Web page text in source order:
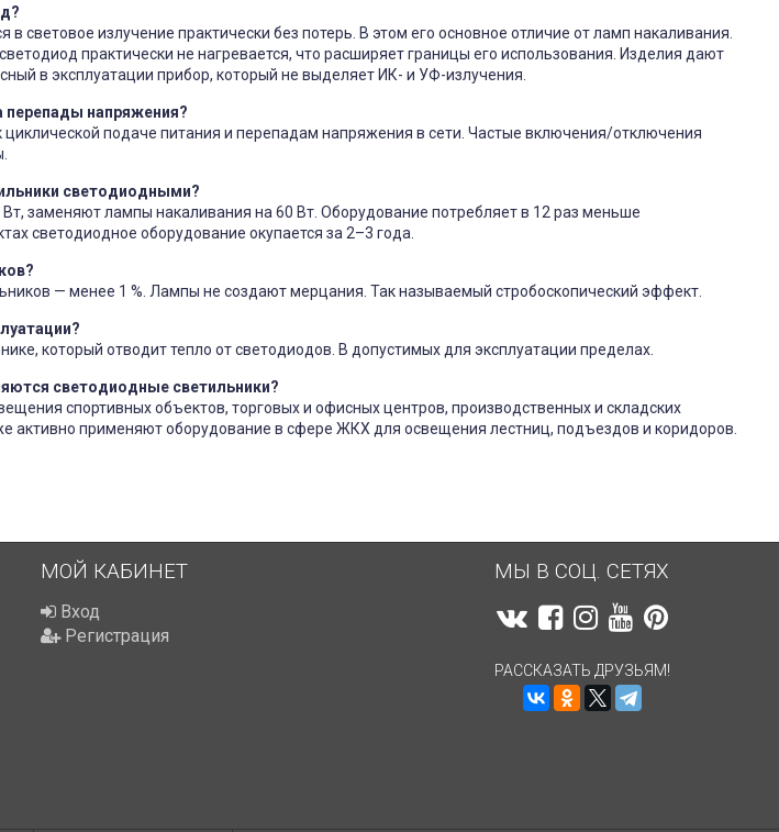
в световое излучение практически без потерь. В этом его основное отличие от ламп накаливания.
практически не нагревается, что расширяет границы его использования. Изделия дают
в эксплуатации прибор, который не выделяет ИК- и УФ-излучения.
перепады напряжения?
подаче питания и перепадам напряжения в сети. Частые включения/отключения
светодиодными?
заменяют лампы накаливания на 60 Вт. Оборудование потребляет в 12 раз меньше
светодиодное оборудование окупается за 2–3 года.
— менее 1 %. Лампы не создают мерцания. Так называемый стробоскопический эффект.
который отводит тепло от светодиодов. В допустимых для эксплуатации пределах.
светодиодные светильники?
спортивных объектов, торговых и офисных центров, производственных и складских
активно применяют оборудование в сфере ЖКХ для освещения лестниц, подъездов и коридоров.
МОЙ КАБИНЕТ
Вход
Регистрация
МЫ В СОЦ. СЕТЯХ
РАССКАЗАТЬ ДРУЗЬЯМ!